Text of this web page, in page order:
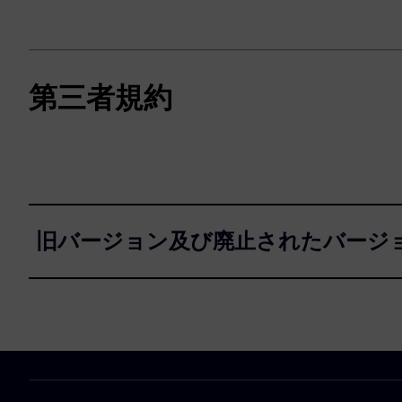
第三者規約
旧バージョン及び廃止されたバージ